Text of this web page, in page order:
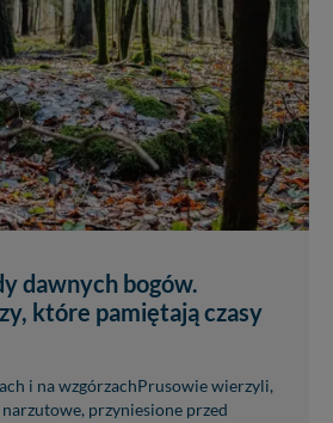
dawnych bogów.
które pamiętają czasy
i na wzgórzachPrusowie wierzyli,
przyniesione przed